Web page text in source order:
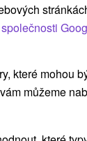
a
Východná
obec
které mohou
můžeme